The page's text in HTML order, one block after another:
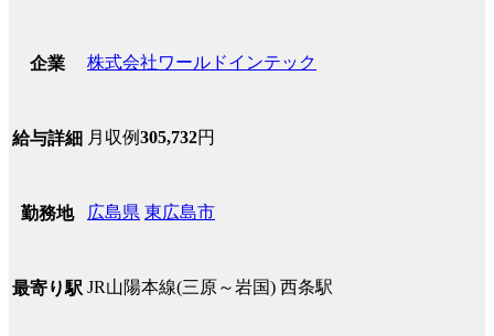
企業 株式会社ワールドインテック
給与詳細 月収例305,732円
勤務地 広島県 東広島市
最寄り駅 JR山陽本線(三原～岩国) 西条駅